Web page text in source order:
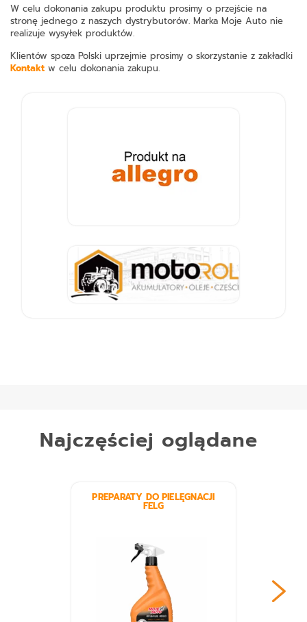
W celu dokonania zakupu produktu prosimy o przejście na
stronę jednego z naszych dystrybutorów. Marka Moje Auto nie
realizuje wysyłek produktów.
Klientów spoza Polski uprzejmie prosimy o skorzystanie z zakładki
Kontakt w celu dokonania zakupu.
Najczęściej oglądane
PREPARATY DO PIELĘGNACJI
FELG